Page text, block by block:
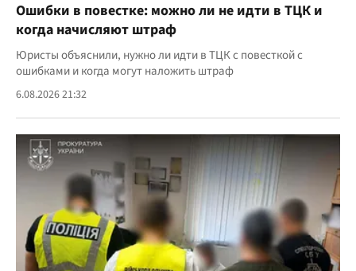
Ошибки в повестке: можно ли не идти в ТЦК и
когда начисляют штраф
Юристы объяснили, нужно ли идти в ТЦК с повесткой с
ошибками и когда могут наложить штраф
6.08.2026 21:32